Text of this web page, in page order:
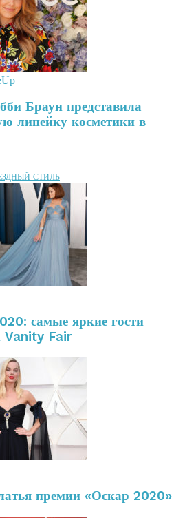
Браун представила
линейку косметики в
СТИЛЬ
самые яркие гости
Vanity Fair
премии «Оскар 2020»